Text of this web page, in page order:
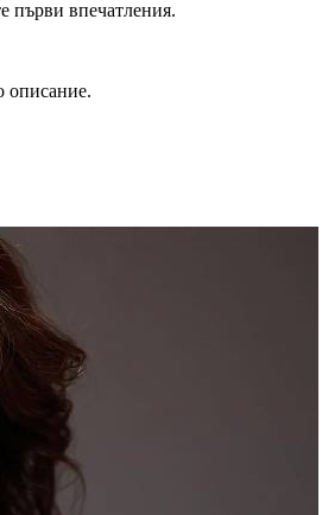
първи впечатления.
описание.